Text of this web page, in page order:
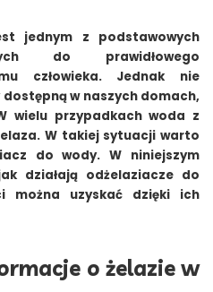
jednym z podstawowych
do prawidłowego
człowieka. Jednak nie
w naszych domach,
wielu przypadkach woda z
W takiej sytuacji warto
do wody. W niniejszym
działają odżelaziacze do
można uzyskać dzięki ich
o żelazie w